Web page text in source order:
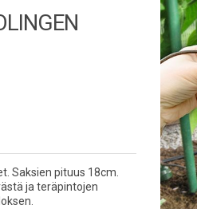
Saksien pituus 18cm.
ja teräpintojen